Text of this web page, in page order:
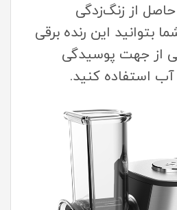
حاصل از زنگ‌زدگی
بتوانید این رنده برقی
از جهت پوسیدگی
استفاده کنید.